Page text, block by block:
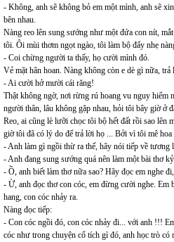
- Không, anh sẽ không bỏ em một mình, anh sẽ
bên nhau.
Nàng reo lên sung sướng như một đứa con nít,
tôi. Ôi mùi thơm ngọt ngào, tôi làm bộ đẩy nhẹ
- Coi chừng người ta thấy, họ cười mình đó.
Vẻ mặt hân hoan. Nàng không còn e dè gì nữa, trả
- Ai cười hở mười cái răng!
Thật không ngờ, nơi rừng rú hoang vu nguy hiểm
người thân, lâu không gặp nhau, hỏi tôi bây giờ ở
Reo, ai cũng lè lưỡi chọc tôi bộ hết đất rồi sao lên
giờ tôi đã có lý do để trả lời họ ... Bởi vì tôi mê hoa
- Anh làm gì ngồi thừ ra thế, hãy nói tiếp về tương
- Anh đang sung sướng quá nên làm một bài thơ kỷ
- Ồ, anh biết làm thơ nữa sao? Hãy đọc em nghe
- Ừ, anh đọc thơ con cóc, em đừng cười nghe. Em
hang, con cóc nhảy ra.
Nàng đọc tiếp:
- Con cóc ngồi đó, con cóc nhảy đi... với anh !!!
cóc như trong chuyện cổ tích gì đó, anh học trò